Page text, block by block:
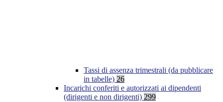
Tassi di assenza trimestrali (da pubblicare
in tabelle) 26
Incarichi conferiti e autorizzati ai dipendenti
(dirigenti e non dirigenti) 299